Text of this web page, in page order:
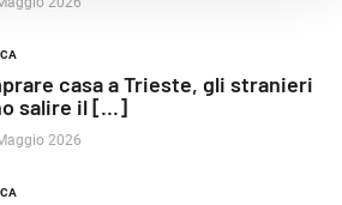
casa a Trieste, gli stranieri
salire il [...]
2026